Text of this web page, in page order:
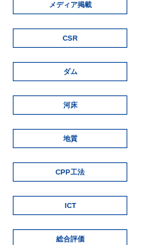
メディア掲載
CSR
ダム
河床
地質
CPP工法
ICT
総合評価